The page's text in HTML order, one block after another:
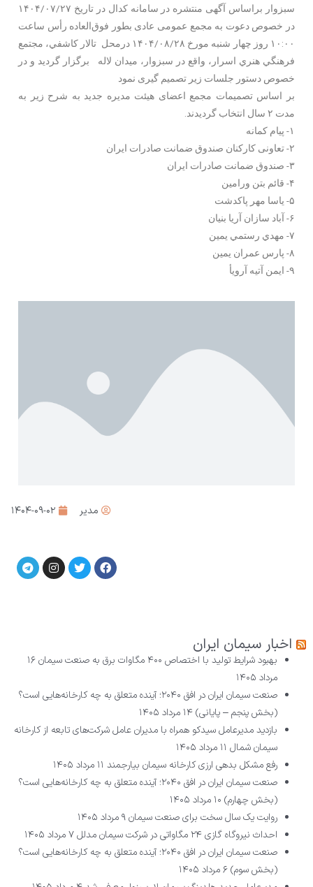
سبزوار براساس آگهی منتشره در سامانه کدال در تاریخ ۱۴۰۴/۰۷/۲۷
در خصوص دعوت به مجمع عمومی عادی بطور فوق‌العاده رأس ساعت
۱۰:۰۰ روز چهار شنبه مورخ ۱۴۰۴/۰۸/۲۸ درمحل تالار کاشفي، مجتمع
فرهنگي هنري اسرار، واقع در سبزوار، ميدان لاله برگزار گردید و در
خصوص دستور جلسات زیر تصمیم گیری نمود
بر اساس تصمیمات مجمع اعضای هیئت مدیره جدید به ‌شرح زیر به
مدت ۲ سال انتخاب گردیدند.
۱- پيام کمانه
۲- تعاونی کارکنان صندوق ضمانت صادرات ايران
۳- صندوق ضمانت صادرات ايران
۴- قائم بتن ورامين
۵- ياسا مهر پاکدشت
۶- آباد سازان آريا بنيان
۷- مهدي رستمي يمين
۸- پارس عمران يمين
۹- ايمن آتيه آرويأ
مدیر ۱۴۰۴-۰۹-۰۲
اخبار سیمان ایران
بهبود شرایط تولید با اختصاص ۴۰۰ مگاوات برق به صنعت سیمان
۱۶
مرداد ۱۴۰۵
صنعت سیمان ایران در افق ۲۰۴۰؛ آینده متعلق به چه کارخانه‌هایی است؟
(بخش پنجم – پایانی) ۱۴ مرداد ۱۴۰۵
بازدید مدیرعامل سیدکو همراه با مدیران عامل شرکت‌های تابعه از کارخانه
سیمان شمال ۱۱ مرداد ۱۴۰۵
رفع مشکل بدهی ارزی کارخانه سیمان بیارجمند ۱۱ مرداد ۱۴۰۵
صنعت سیمان ایران در افق ۲۰۴۰؛ آینده متعلق به چه کارخانه‌هایی است؟
(بخش چهارم) ۱۰ مرداد ۱۴۰۵
روایت یک سال سخت برای صنعت سیمان۹ مرداد ۱۴۰۵
احداث نیروگاه گازی ۲۴ مگاواتی در شرکت سیمان مدلل
۷ مرداد ۱۴۰۵
صنعت سیمان ایران در افق ۲۰۴۰؛ آینده متعلق به چه کارخانه‌هایی است؟
(بخش سوم)۶ مرداد ۱۴۰۵